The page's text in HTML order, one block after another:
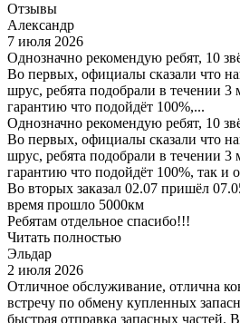
Отзывы
Александр
7 июля 2026
Однозначно рекомендую ребят, 10
Во первых, официалы сказали что
шрус, ребята подобрали в течении 3
гарантию что подойдёт 100%,...
Однозначно рекомендую ребят, 10
Во первых, официалы сказали что
шрус, ребята подобрали в течении 3
гарантию что подойдёт 100%, так и
Во вторых заказал 02.07 пришёл
время прошло 5000км
Ребятам отдельное спасибо!!!
Читать полностью
Эльдар
2 июля 2026
Отличное обслуживание, отлична
встречу по обмену купленных
быстрая отправка запасных частей.